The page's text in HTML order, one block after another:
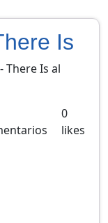
Is
There Is al
0
likes